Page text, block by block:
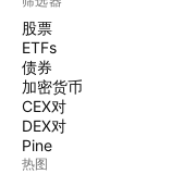
股票
ETFs
债券
加密货币
CEX对
DEX对
Pine
热图